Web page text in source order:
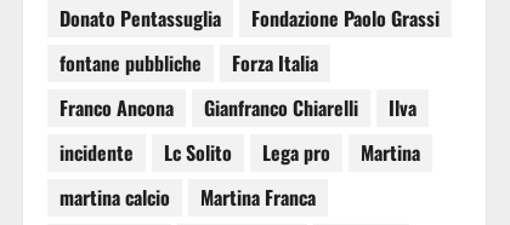
Donato Pentassuglia
Fondazione Paolo Grassi
fontane pubbliche
Forza Italia
Franco Ancona
Gianfranco Chiarelli
Ilva
incidente
Lc Solito Lega pro
Martina
martina calcio
Martina Franca